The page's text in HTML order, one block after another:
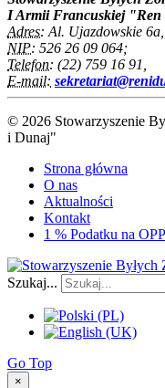
I Armii Francuskiej
Adres: Al. Ujazdowskie
NIP: 526 26 09 064;
Telefon: (22) 759 16 91,
E-mail:
© 2026 Stowarzyszenie
i Dunaj"
Strona główna
O nas
Aktualności
Kontakt
1 % Podatku na OPP
Szukaj...
Go Top
×